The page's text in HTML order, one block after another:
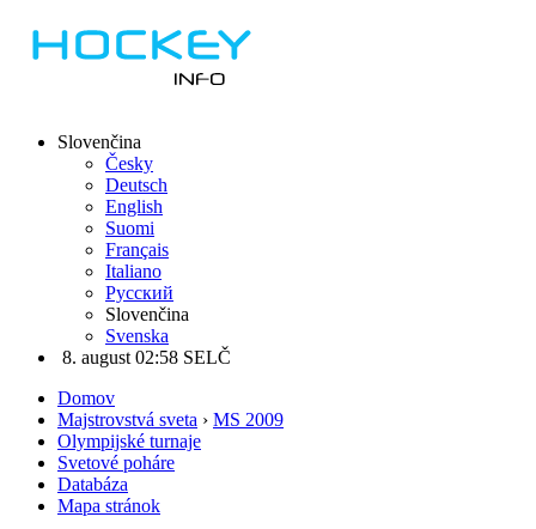
Slovenčina
Česky
Deutsch
English
Suomi
Français
Italiano
Русский
Slovenčina
Svenska
8. august 02:58 SELČ
Domov
Majstrovstvá sveta › MS 2009
Olympijské turnaje
Svetové poháre
Databáza
Mapa stránok